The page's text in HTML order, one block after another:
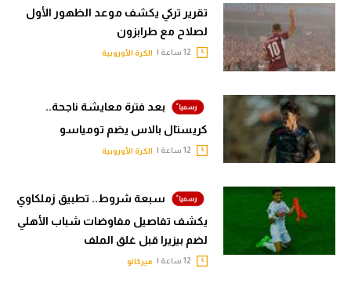
تقرير تركي يكشف موعد الظهور الأول
لصلاح مع طرابزون
الكرة الأوروبية
بعد فترة معايشة ناجحة..
كريستال بالاس يضم تومياسو
الكرة الأوروبية
سبعة شروط.. تطبيق زملكاوي
يكشف تفاصيل مفاوضات شباب الأهلي
لضم بيزيرا قبل غلق الملف
ميركاتو